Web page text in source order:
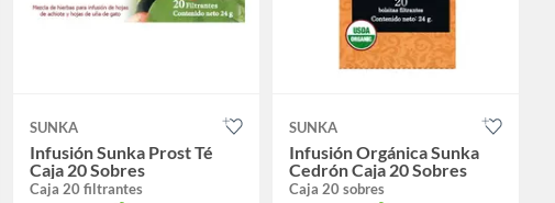
SUNKA
Infusión Sunka Prost Té
Caja 20 Sobres
Caja 20 filtrantes
SUNKA
Infusión Orgánica Sunka
Cedrón Caja 20 Sobres
Caja 20 sobres